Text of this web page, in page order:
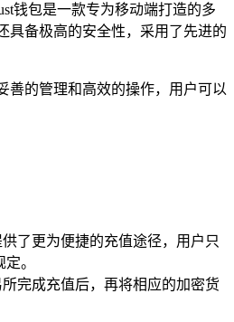
钱包是一款专为移动端打造的多
具备极高的安全性，采用了先进的
善的管理和高效的操作，用户可以
了更为便捷的充值途径，用户只
。
完成充值后，再将相应的加密货